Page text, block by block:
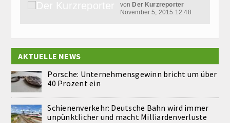
von Der Kurzreporter
November 5, 2015 12:48
AKTUELLE NEWS
Porsche: Unternehmensgewinn bricht um über
40 Prozent ein
Schienenverkehr: Deutsche Bahn wird immer
unpünktlicher und macht Milliardenverluste